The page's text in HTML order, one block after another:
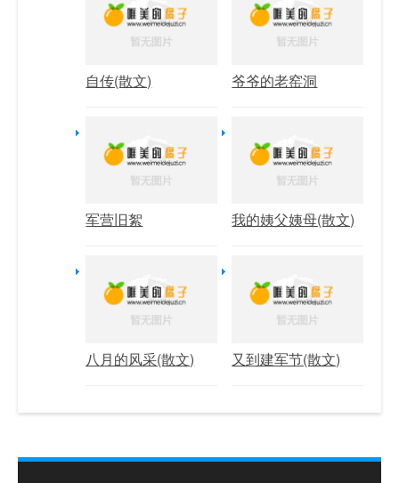
自传(散文) 爷爷的老窑洞
军营旧絮 我的姨父姨母(散文)
八月的风采(散文) 又到建军节(散文)